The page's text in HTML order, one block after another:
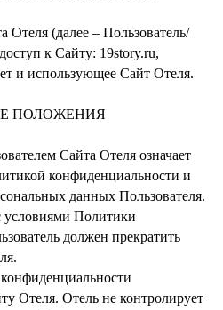
Отеля (далее – Пользователь/
к Сайту: 19story.ru,
и использующее Сайт Отеля.
ПОЛОЖЕНИЯ
Сайта Отеля означает
конфиденциальности и
данных Пользователя.
условиями Политики
должен прекратить
Отеля. Отель не контролирует